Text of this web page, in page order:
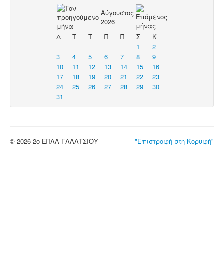
Αύγουστος
2026
Δ
Τ Τ Π Π Σ
Κ
1
2
3
4 5 6 7 8
9
10
11 12 13 14 15
16
17
18 19 20 21 22
23
24
25 26 27 28 29
30
31
"Επιστροφή στη Κορυφή"
© 2026 2ο ΕΠΑΛ ΓΑΛΑΤΣΙΟΥ